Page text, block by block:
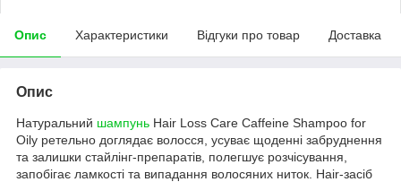
Опис Характеристики Відгуки про товар Доставка
Опис
Натуральний шампунь Hair Loss Care Caffeine Shampoo for
Oily ретельно доглядає волосся, усуває щоденні забруднення
та залишки стайлінг-препаратів, полегшує розчісування,
запобігає ламкості та випадання волосяних ниток. Hair-засіб